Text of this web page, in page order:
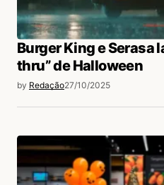
Burger King e Serasa
thru” de Halloween
by Redação27/10/2025